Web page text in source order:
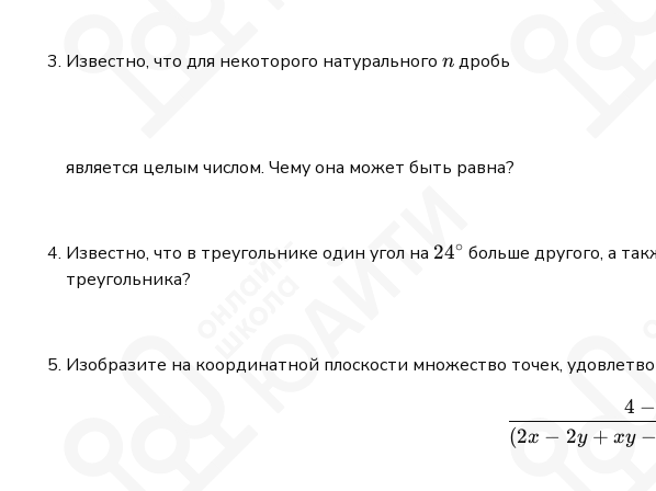
Известно, что для некоторого натурального n
n дробь
является целым числом. Чему она может быть равна?
Известно, что в треугольнике один угол на 24^\circ
24∘ больше другого, а
треугольника?
Изобразите на координатной плоскости множество точек,
(2x − 2y + xy −
4 −